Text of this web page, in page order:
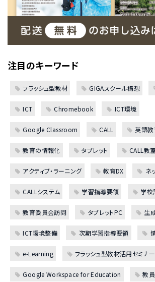
注目のキーワード
フラッシュ型教材 GIGAスクール構想
ICT Chromebook ICT環境
Google Classroom CALL 英語
教育の情報化 タブレット CALL教室
アクティブ・ラーニング 教育DX ネ
CALLシステム 学習指導要領 学校
教育委員会訪問 タブレットPC 生
ICT環境整備 次期学習指導要領
e-Learning フラッシュ型教材活用セミナー
Google Workspace for Education 教